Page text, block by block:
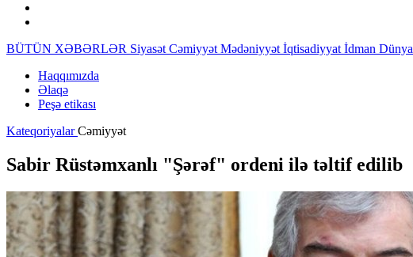
BÜTÜN XƏBƏRLƏR Siyasət Cəmiyyət Mədəniyyət İqtisadiyyat İdman Dünya
Haqqımızda
Əlaqə
Peşə etikası
KateqoriyalarCəmiyyət
Sabir Rüstəmxanlı "Şərəf" ordeni ilə təltif edilib